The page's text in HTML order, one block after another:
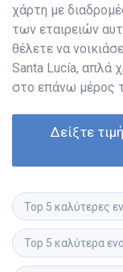
χάρτη με
των εταιρειών
θέλετε να
Santa Lucía, απλά
στο επάνω μέρος
Δείξτε
Top 5 καλύτερες
Top 5 καλύτερα